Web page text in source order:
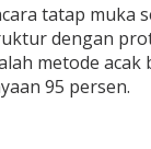
tatap muka
dengan
metode
95 persen.